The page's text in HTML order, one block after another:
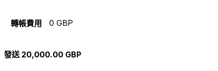
轉帳費用 0 GBP
發送 20,000.00 GBP